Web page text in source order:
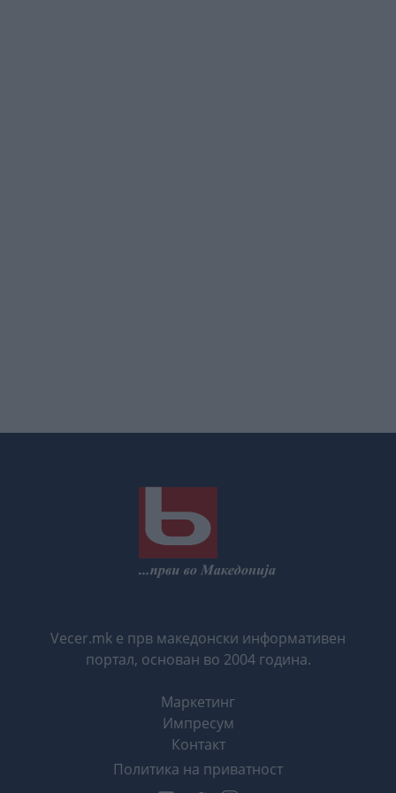
Vecer.mk е прв македонски информативен
портал, основан во 2004 година.
Маркетинг
Импресум
Контакт
Политика на приватност